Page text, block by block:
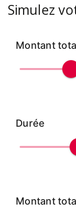
Simulez
Montant
Durée
Montant